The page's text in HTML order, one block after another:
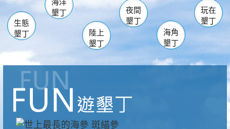
白砂 龍磐公園
香蕉灣
砂島
鵝鑾鼻
生態
墾丁
海洋
墾丁
陸上
墾丁
夜間
墾丁
海角
墾丁
玩在
墾丁